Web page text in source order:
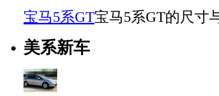
宝马5系GT宝马5系GT的尺寸
美系新车